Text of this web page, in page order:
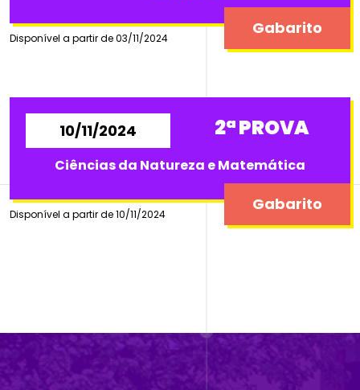
Disponível a partir de 03/11/2024
Gabarito
10/11/2024 2ª PROVA
Ciências da Natureza e Matemática
Disponível a partir de 10/11/2024
Gabarito